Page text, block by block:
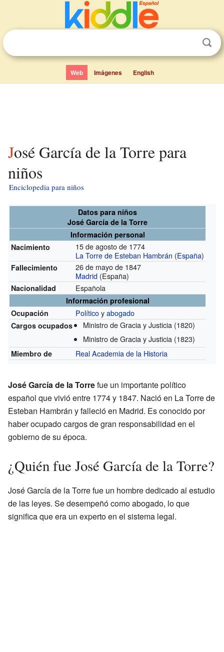
Web Imágenes English
José García de la Torre para
niños
Enciclopedia para niños
Datos para niños
José García de la Torre
Información personal
Nacimiento
15 de agosto de 1774
La Torre de Esteban Hambrán (España)
Fallecimiento
26 de mayo de 1847
Madrid (España)
Nacionalidad Española
Información profesional
Ocupación
Políticoyabogado
Cargos ocupados Ministro de Gracia y Justicia (1820)
Ministro de Gracia y Justicia (1823)
Miembro de Real Academia de la Historia
José García de la Torrefue un importante político
español que vivió entre 1774 y 1847. Nació en La Torre de
Esteban Hambrán y falleció en Madrid. Es conocido por
haber ocupado cargos de gran responsabilidad en el
gobierno de su época.
¿Quién fue José García de la Torre?
José García de la Torre fue un hombre dedicado al estudio
de las leyes. Se desempeñó como abogado, lo que
significa que era un experto en el sistema legal.